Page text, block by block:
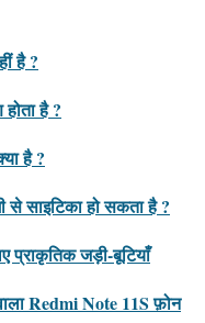
है ?
है ?
है ?
से साइटिका हो सकता है ?
जड़ी-बूटियाँ
Redmi Note 11S फ़ोन